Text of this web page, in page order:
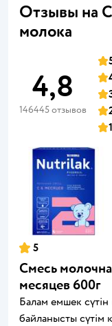
Отзывы на
молока
4,8
146445 отзывов
1
5
Смесь
месяцев 600г
Балам емшек сүтін
байланысты сүтім